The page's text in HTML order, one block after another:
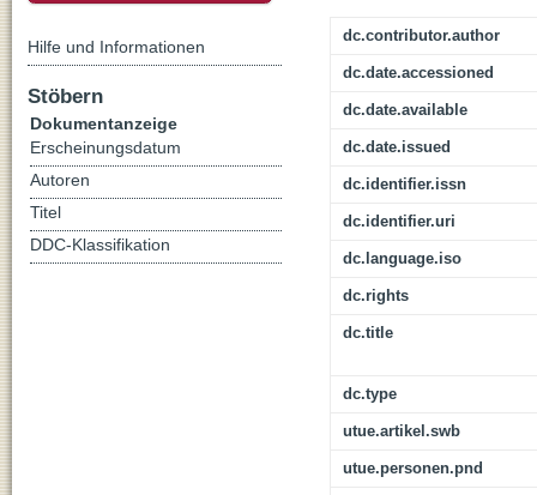
dc.contributor.author
dc.date.accessioned
dc.date.available
dc.date.issued
dc.identifier.issn
dc.identifier.uri
dc.language.iso
dc.rights
dc.title
dc.type
utue.artikel.swb
utue.personen.pnd
Hilfe und Informationen
Stöbern
Dokumentanzeige
Erscheinungsdatum
Autoren
Titel
DDC-Klassifikation